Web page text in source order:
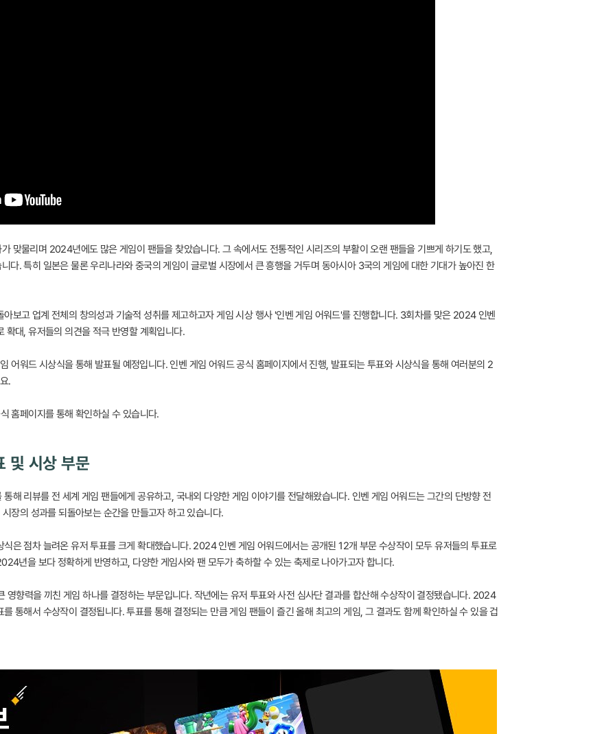
맞물리며 2024년에도 많은 게임이 팬들을 찾았습니다. 그 속에서도 전통적인 시리즈의 부활이 오랜 팬들을 기쁘게 하기도 했고,
다. 특히 일본은 물론 우리나라와 중국의 게임이 글로벌 시장에서 큰 흥행을 거두며 동아시아 3국의 게임에 대한 기대가 높아진 한
보고 업계 전체의 창의성과 기술적 성취를 제고하고자 게임 시상 행사 '인벤 게임 어워드'를 진행합니다. 3회차를 맞은 2024 인벤
확대, 유저들의 의견을 적극 반영할 계획입니다.
워드 시상식을 통해 발표될 예정입니다. 인벤 게임 어워드 공식 홈페이지에서 진행, 발표되는 투표와 시상식을 통해 여러분의 2
.
홈페이지를 통해 확인하실 수 있습니다.
및 시상 부문
해 리뷰를 전 세계 게임 팬들에게 공유하고, 국내외 다양한 게임 이야기를 전달해왔습니다. 인벤 게임 어워드는 그간의 단방향 전
장의 성과를 되돌아보는 순간을 만들고자 하고 있습니다.
은 점차 늘려온 유저 투표를 크게 확대했습니다. 2024 인벤 게임 어워드에서는 공개된 12개 부문 수상작이 모두 유저들의 투표로
년을 보다 정확하게 반영하고, 다양한 게임사와 팬 모두가 축하할 수 있는 축제로 나아가고자 합니다.
향력을 끼친 게임 하나를 결정하는 부문입니다. 작년에는 유저 투표와 사전 심사단 결과를 합산해 수상작이 결정됐습니다. 2024
통해서 수상작이 결정됩니다. 투표를 통해 결정되는 만큼 게임 팬들이 즐긴 올해 최고의 게임, 그 결과도 함께 확인하실 수 있을 겁